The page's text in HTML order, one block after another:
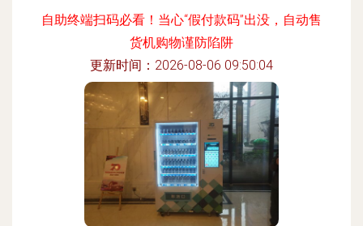
自助终端扫码必看！当心“假付款码”出没，自动售
货机购物谨防陷阱
更新时间：2026-08-06 09:50:04